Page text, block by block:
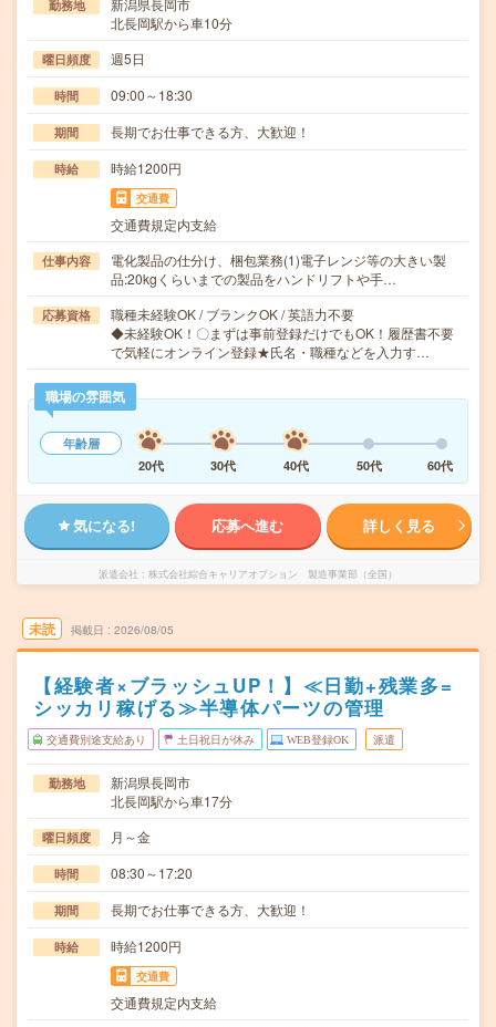
勤務地
新潟県長岡市
北長岡駅から車10分
曜日頻度 週5日
時間 09:00～18:30
期間 長期でお仕事できる方、大歓迎！
時給 時給1200円
交通費
交通費規定内支給
仕事内容
電化製品の仕分け、梱包業務(1)電子レンジ等の大きい製
品:20kgくらいまでの製品をハンドリフトや手…
応募資格
職種未経験OK / ブランクOK / 英語力不要
◆未経験OK！〇まずは事前登録だけでもOK！履歴書不要
で気軽にオンライン登録★氏名・職種などを入力す…
職場の雰囲気
年齢層
20代
30代 40代 50代 60代
気になる! 応募へ進む 詳しく見る
派遣会社 株式会社綜合キャリアオプション 製造事業部（全国）
未読 掲載日 2026/08/05
【経験者×ブラッシュUP！】≪日勤+残業多=
シッカリ稼げる≫半導体パーツの管理
交通費別途支給あり 土日祝日が休み WEB登録OK 派遣
勤務地
新潟県長岡市
北長岡駅から車17分
曜日頻度 月～金
時間 08:30～17:20
期間 長期でお仕事できる方、大歓迎！
時給 時給1200円
交通費
交通費規定内支給